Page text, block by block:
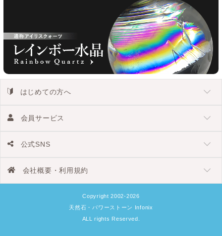
はじめての方へ
会員サービス
公式SNS
会社概要・利用規約
Copyright 2002-2026
天然石・パワーストーン Infonix
ALL rights Reserved.